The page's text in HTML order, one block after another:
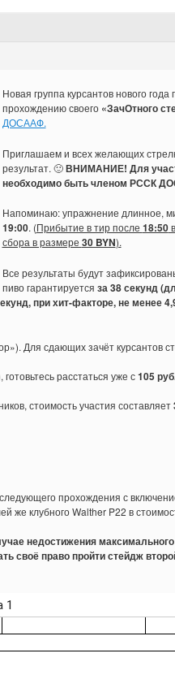
Новая группа курсантов нового
прохождению своего «ЗачОтного
ДОСААФ.
Приглашаем и всех желающих
результат. 🙂ВНИМАНИЕ! Для
необходимо быть членом РССК
Напоминаю: упражнение длинное,
19:00. (Прибытие в тир после 18:50
сбора в размере 30 BYN).
Все результаты будут
пиво гарантируется за 38 секунд
при хит-факторе, не менее
Для сдающих зачёт курсантов
расстаться уже с105
стоимость участия составляет
прохождения с
же клубного Walther P22 в
недостижения максимального
своё право пройти стейдж